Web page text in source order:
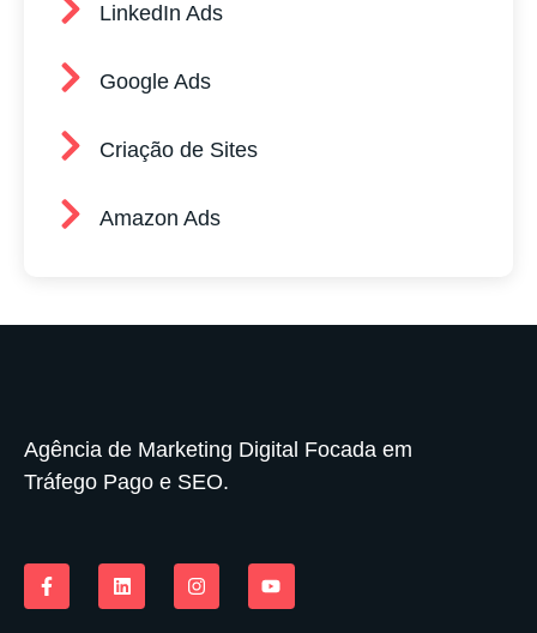
LinkedIn Ads
Google Ads
Criação de Sites
Amazon Ads
Agência de Marketing Digital Focada em
Tráfego Pago e SEO.